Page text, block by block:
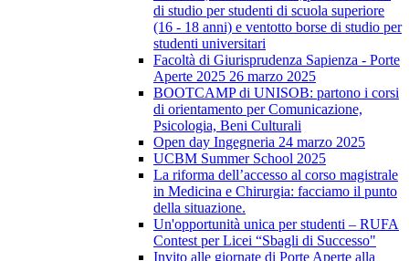
di studio per studenti di scuola superiore
(16 - 18 anni) e ventotto borse di studio per
studenti universitari
Facoltà di Giurisprudenza Sapienza - Porte
Aperte 2025 26 marzo 2025
BOOTCAMP di UNISOB: partono i corsi
di orientamento per Comunicazione,
Psicologia, Beni Culturali
Open day Ingegneria 24 marzo 2025
UCBM Summer School 2025
La riforma dell’accesso al corso magistrale
in Medicina e Chirurgia: facciamo il punto
della situazione.
Un'opportunità unica per studenti – RUFA
Contest per Licei “Sbagli di Successo"
Invito alle giornate di Porte Aperte alla